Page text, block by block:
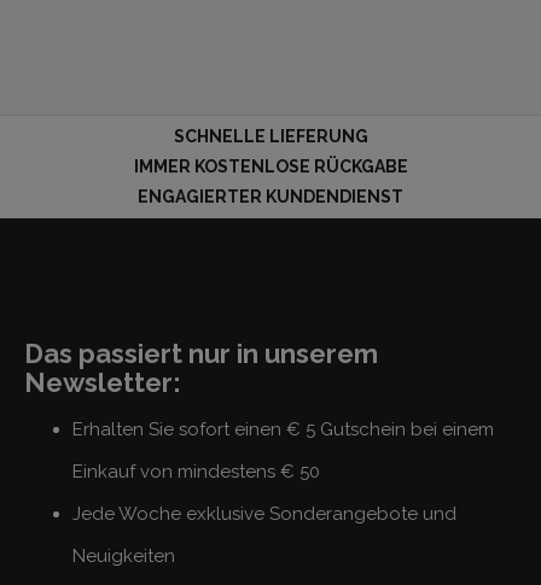
SCHNELLE LIEFERUNG
IMMER KOSTENLOSE RÜCKGABE
ENGAGIERTER KUNDENDIENST
Das passiert nur in unserem
Newsletter:
Erhalten Sie sofort einen € 5 Gutschein bei einem
Einkauf von mindestens € 50
Jede Woche exklusive Sonderangebote und
Neuigkeiten